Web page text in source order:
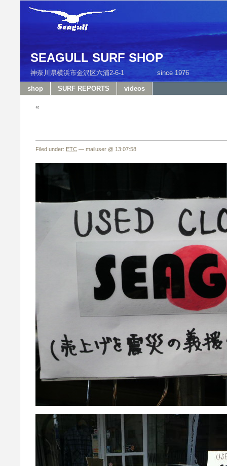
SEAGULL SURF SHOP
神奈川県横浜市金沢区六浦2-6-1 since
shop SURF REPORTS videos
«
Filed under: ETC — mailuser @ 13:07:58